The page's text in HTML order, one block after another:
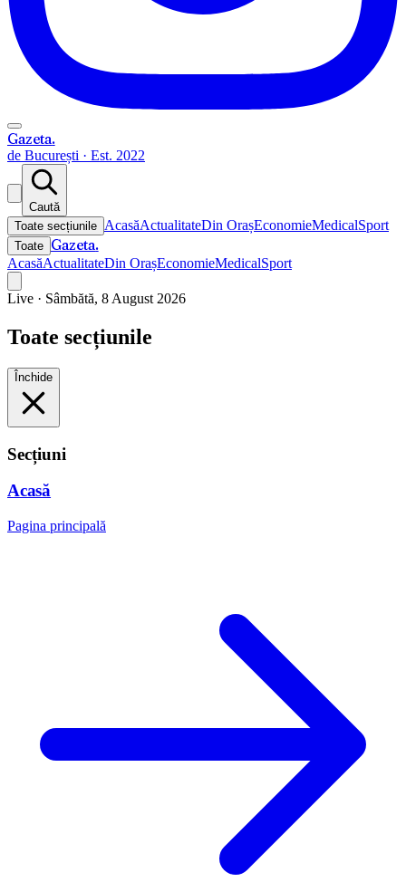
Gazeta.
de București · Est. 2022
Caută
Toate secțiunile AcasăActualitateDin OrașEconomieMedicalSport
Toate Gazeta.
AcasăActualitateDin OrașEconomieMedicalSport
Live · Sâmbătă, 8 August 2026
Toate secțiunile
Închide
Secțiuni
Acasă
Pagina principală